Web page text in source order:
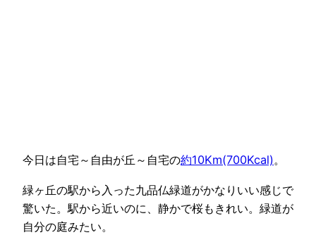
今日は自宅～自由が丘～自宅の約10Km(700Kcal)。
緑ヶ丘の駅から入った九品仏緑道がかなりいい感じで
驚いた。駅から近いのに、静かで桜もきれい。緑道が
自分の庭みたい。